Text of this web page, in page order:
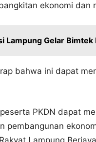
ekonomi dan
Lampung Gelar Bimtek
bahwa ini dapat
PKDN dapat
pembangunan
Lampung